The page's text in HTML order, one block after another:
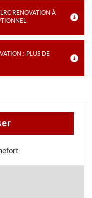
RENOVATION À
: PLUS DE